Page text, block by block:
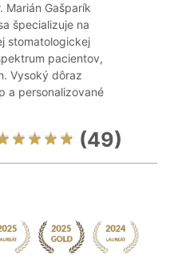
Marián Gašparík
špecializuje na
stomatologickej
pacientov,
Vysoký dôraz
a personalizované
(49)